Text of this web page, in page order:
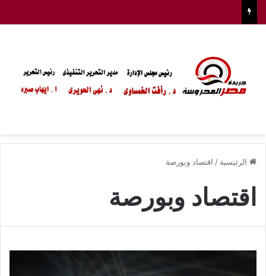
الرئيسية / اقتصاد وبورصة
اقتصاد وبورصة